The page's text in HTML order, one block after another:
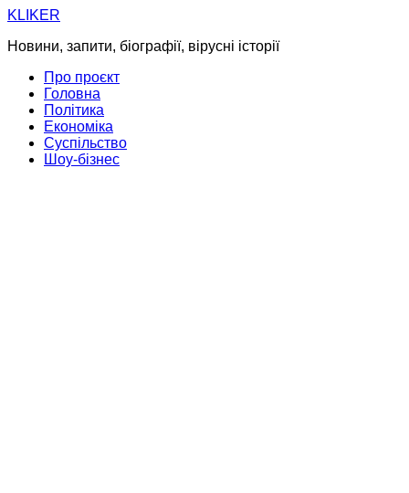
Skip
content
KLIKER
Новини, запити, біографії, вірусні історії
Про проєкт
Головна
Політика
Економіка
Суспільство
Шоу-бізнес